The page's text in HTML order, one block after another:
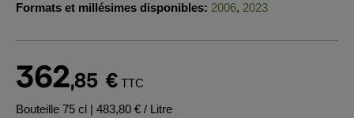
Formats et millésimes disponibles: 2006, 2023
362,85 € TTC
Bouteille 75 cl | 483,80 € / Litre